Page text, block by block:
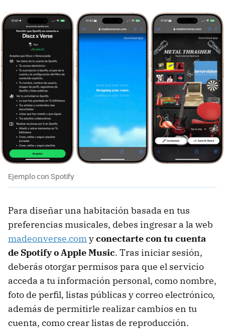
Ejemplo con Spotify
Para diseñar una habitación basada en tus
preferencias musicales, debes ingresar a la web
madeonverse.com yconectarte con tu cuenta
de Spotify o Apple Music. Tras iniciar sesión,
deberás otorgar permisos para que el servicio
acceda a tu información personal, como nombre,
foto de perfil, listas públicas y correo electrónico,
además de permitirle realizar cambios en tu
cuenta, como crear listas de reproducción.